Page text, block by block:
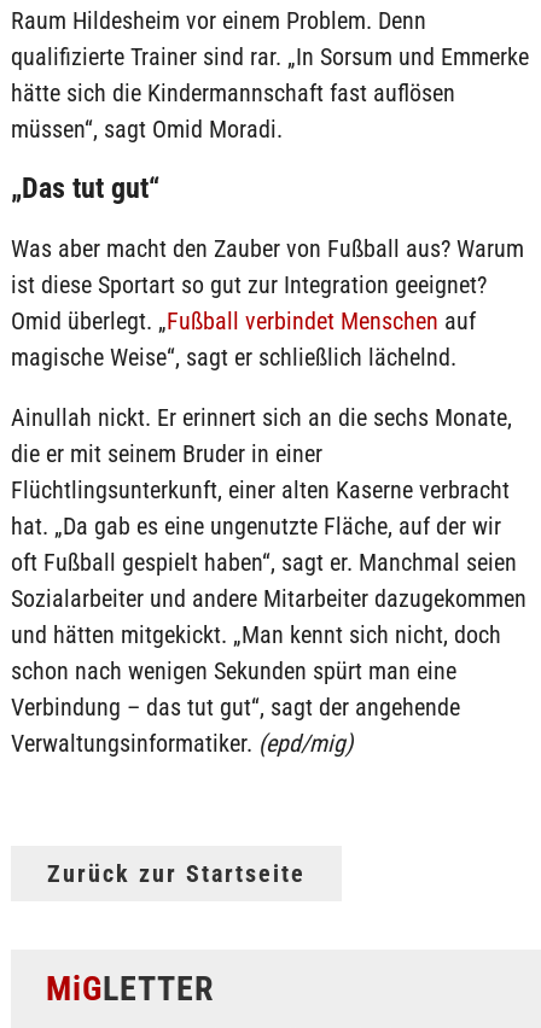
Raum Hildesheim vor einem Problem. Denn
qualifizierte Trainer sind rar. „In Sorsum und Emmerke
hätte sich die Kindermannschaft fast auflösen
müssen“, sagt Omid Moradi.
„Das tut gut“
Was aber macht den Zauber von Fußball aus? Warum
ist diese Sportart so gut zur Integration geeignet?
Omid überlegt. „Fußball verbindet Menschen auf
magische Weise“, sagt er schließlich lächelnd.
Ainullah nickt. Er erinnert sich an die sechs Monate,
die er mit seinem Bruder in einer
Flüchtlingsunterkunft, einer alten Kaserne verbracht
hat. „Da gab es eine ungenutzte Fläche, auf der wir
oft Fußball gespielt haben“, sagt er. Manchmal seien
Sozialarbeiter und andere Mitarbeiter dazugekommen
und hätten mitgekickt. „Man kennt sich nicht, doch
schon nach wenigen Sekunden spürt man eine
Verbindung – das tut gut“, sagt der angehende
Verwaltungsinformatiker. (epd/mig)
Zurück zur Startseite
MiGLETTER